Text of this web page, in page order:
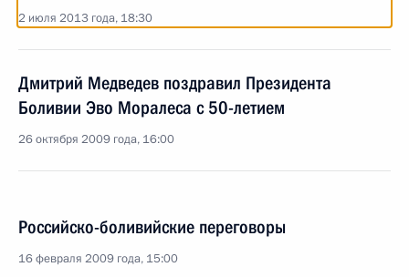
2 июля 2013 года, 18:30
Дмитрий Медведев поздравил Президента
Боливии Эво Моралеса с 50-летием
26 октября 2009 года, 16:00
Российско-боливийские переговоры
16 февраля 2009 года, 15:00